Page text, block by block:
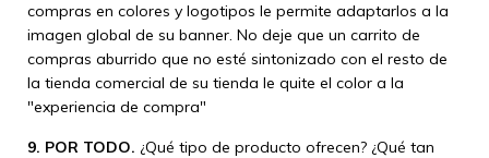
compras en colores y logotipos le permite adaptarlos a la
imagen global de su banner. No deje que un carrito de
compras aburrido que no esté sintonizado con el resto de
la tienda comercial de su tienda le quite el color a la
"experiencia de compra"
9. POR TODO. ¿Qué tipo de producto ofrecen? ¿Qué tan